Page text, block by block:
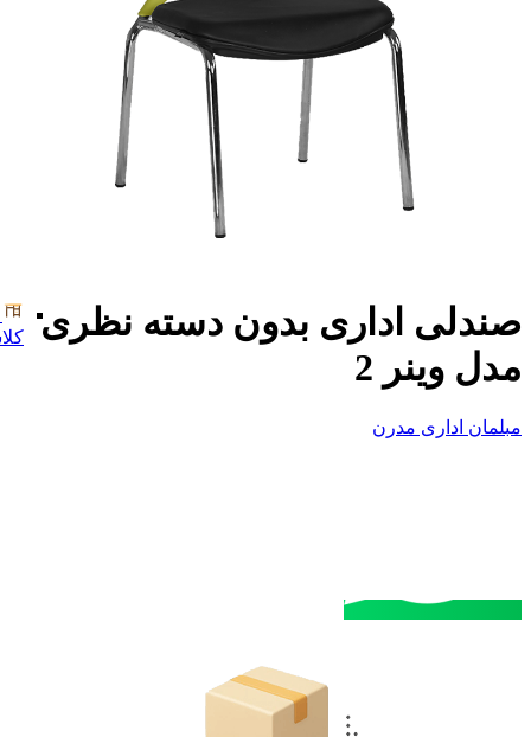
صندلی اداری بدون دسته نظری
مدل وینر 2
مبلمان اداری مدرن